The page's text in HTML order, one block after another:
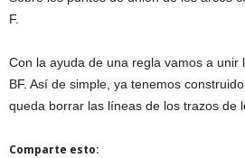
F.
Con la ayuda de una regla vamos a unir
BF. Así de simple, ya tenemos
queda borrar las líneas de los trazos de
Comparte esto: